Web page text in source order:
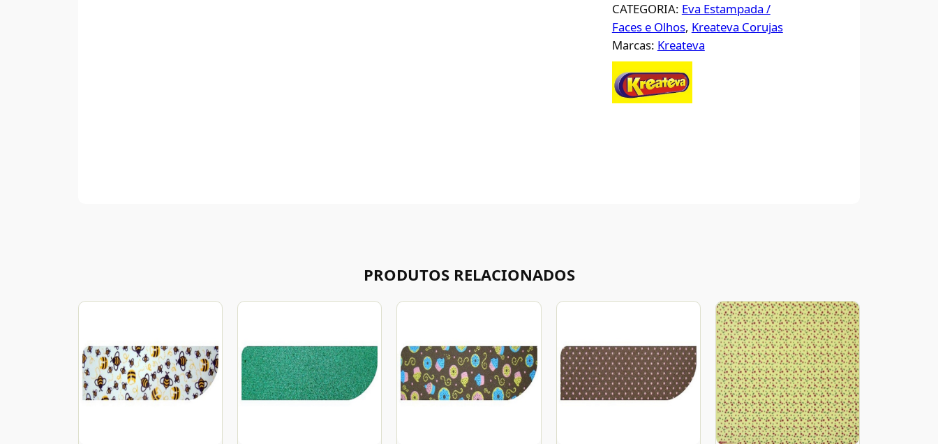
CATEGORIA: Eva Estampada /
Faces e Olhos, Kreateva Corujas
Marcas: Kreateva
PRODUTOS RELACIONADOS